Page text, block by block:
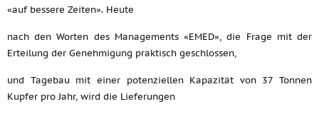
«auf bessere Zeiten». Heute
nach den Worten des Managements «EMED», die Frage mit der
Erteilung der Genehmigung praktisch geschlossen,
und Tagebau mit einer potenziellen Kapazität von 37 Tonnen
Kupfer pro Jahr, wird die Lieferungen